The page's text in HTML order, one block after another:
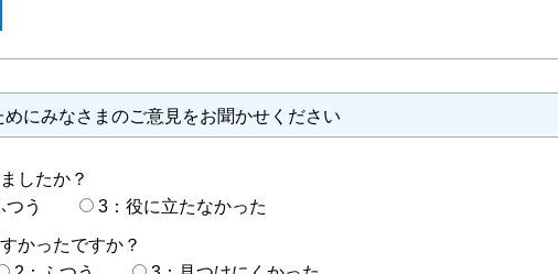
にみなさまのご意見をお聞かせください
したか？
つう 3：役に立たなかった
かったですか？